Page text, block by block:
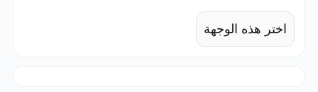
اختر هذه الوجهة